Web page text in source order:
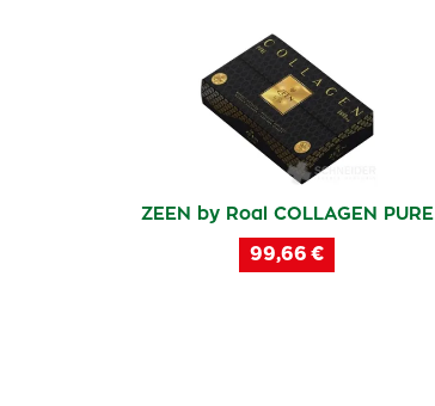
ZEEN by Roal COLLAGEN PURE
99,66 €